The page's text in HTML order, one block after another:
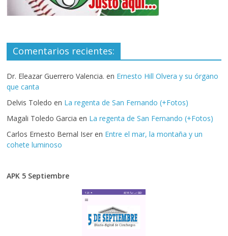
Comentarios recientes:
Dr. Eleazar Guerrero Valencia. en Ernesto Hill Olvera y su órgano
que canta
Delvis Toledo en La regenta de San Fernando (+Fotos)
Magali Toledo Garcia en La regenta de San Fernando (+Fotos)
Carlos Ernesto Bernal Iser en Entre el mar, la montaña y un
cohete luminoso
APK 5 Septiembre